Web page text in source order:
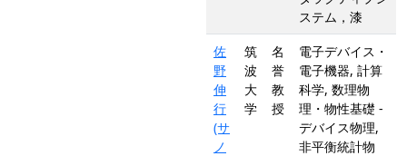
ステム，漆
佐
野
伸
行
(サ
ノ
筑
波
大
学
名
誉
教
授
電子デバイス・
電子機器, 計算
科学, 数理物
理・物性基礎 -
デバイス物理,
非平衡統計物